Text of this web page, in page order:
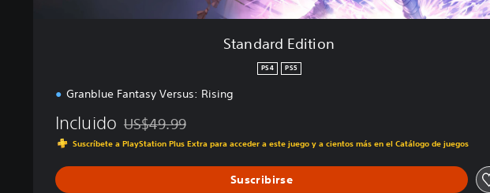
Standard Edition
PS4 PS5
Granblue Fantasy Versus: Rising
Incluido Rebajado del precio original de US$49.99
US$49.99
Suscríbete a PlayStation Plus Extra para acceder a este juego y a cientos más en el Catálogo de juegos
Suscribirse